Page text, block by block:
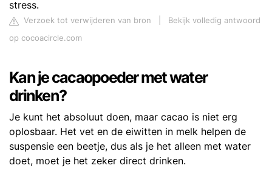
stress.
Verzoek tot verwijderen van bron
Bekijk volledig antwoord
op cocoacircle.com
Kan je cacaopoeder met water
drinken?
Je kunt het absoluut doen, maar cacao is niet erg
oplosbaar. Het vet en de eiwitten in melk helpen de
suspensie een beetje, dus als je het alleen met water
doet, moet je het zeker direct drinken.